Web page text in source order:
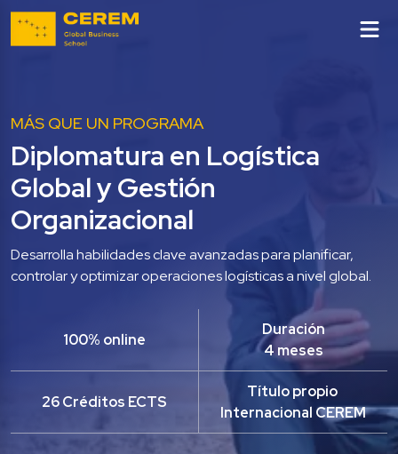
MÁS QUE UN PROGRAMA
Diplomatura en Logística
Global y Gestión
Organizacional
Desarrolla habilidades clave avanzadas para planificar,
controlar y optimizar operaciones logísticas a nivel global.
100% online
Duración
4 meses
26 Créditos ECTS
Título propio
Internacional CEREM